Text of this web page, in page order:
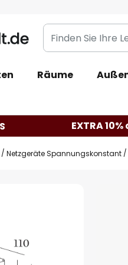
Finden
Sie
Leuchte...
Räume
EXTRA
Netzgeräte Spannungskonstant